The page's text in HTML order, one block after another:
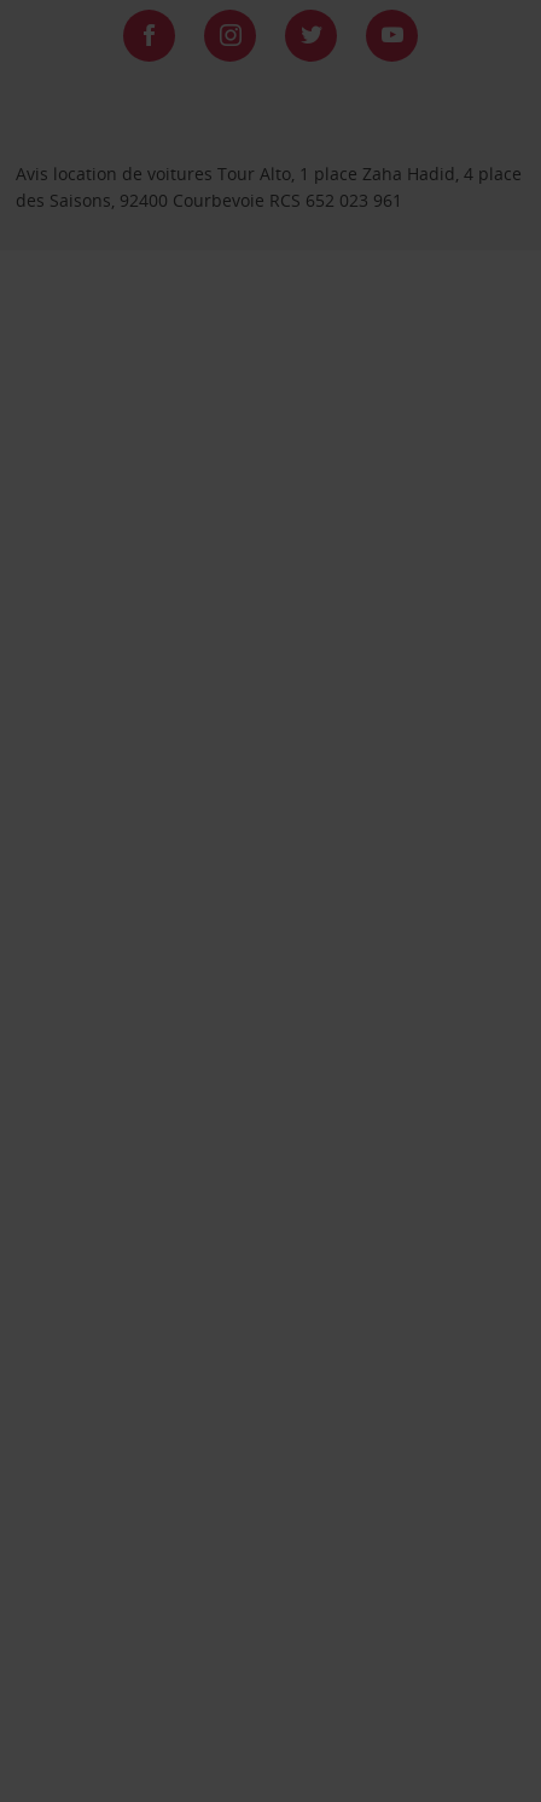
Avis location de voitures Tour Alto, 1 place Zaha Hadid, 4 place
des Saisons, 92400 Courbevoie RCS 652 023 961